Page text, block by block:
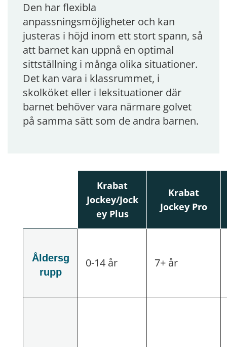
Den har flexibla
anpassningsmöjligheter och kan
justeras i höjd inom ett stort spann, så
att barnet kan uppnå en optimal
sittställning i många olika situationer.
Det kan vara i klassrummet, i
skolköket eller i leksituationer där
barnet behöver vara närmare golvet
på samma sätt som de andra barnen.
Krabat
Jockey/Jock
ey Plus
Krabat
Jockey Pro
Åldersg
rupp
0-14 år 7+ år